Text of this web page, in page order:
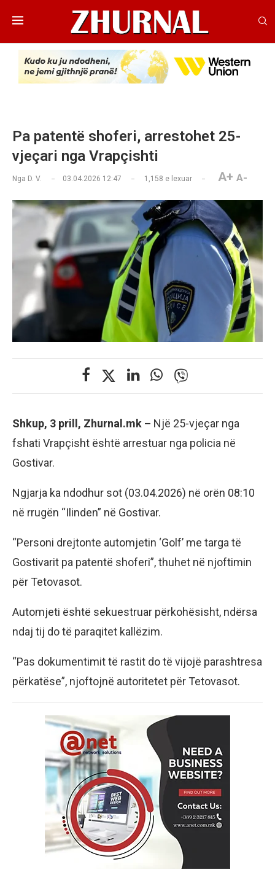
Pa patentë shoferi, arrestohet 25-
vjeçari nga Vrapçishti
Nga D. V. 03.04.2026 12:47 1,158 e lexuar A+ A-
Shkup, 3 prill, Zhurnal.mk – Një 25-vjeçar nga
fshati Vrapçisht është arrestuar nga policia në
Gostivar.
Ngjarja ka ndodhur sot (03.04.2026) në orën 08:10
në rrugën “Ilinden” në Gostivar.
“Personi drejtonte automjetin ‘Golf’ me targa të
Gostivarit pa patentë shoferi”, thuhet në njoftimin
për Tetovasot.
Automjeti është sekuestruar përkohësisht, ndërsa
ndaj tij do të paraqitet kallëzim.
“Pas dokumentimit të rastit do të vijojë parashtresa
përkatëse”, njoftojnë autoritetet për Tetovasot.